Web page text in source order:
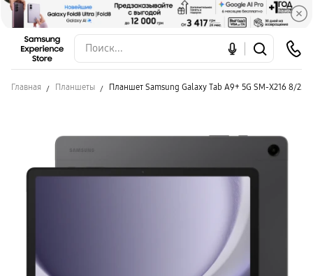
Главная Планшеты Планшет Samsung Galaxy Tab A9+ 5G SM-X216 8/